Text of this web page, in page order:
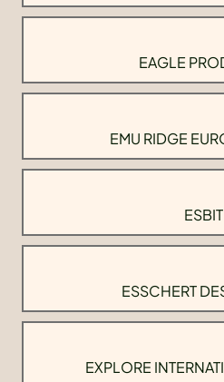
EAGLE
EMU RIDGE
ESBIT
ESSCHERT
EXPLORE